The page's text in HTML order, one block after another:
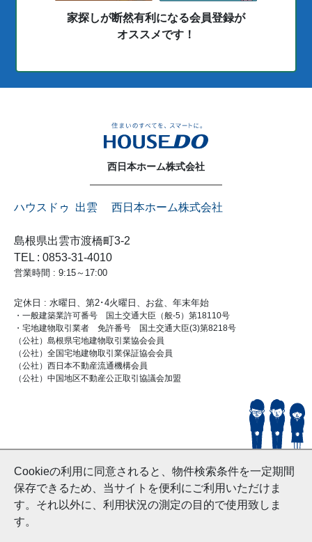
Cookieの利用に同意されると、物件検索条件を一定期間
保存できるため、当サイトを便利にご利用いただけま
す。それ以外に、利用状況の測定の目的で使用致しま
す。
家探しが断然有利になる会員登録が
オススメです！
西日本ホーム株式会社
ハウスドゥ 出雲 西日本ホーム株式会社
島根県出雲市渡橋町3-2
TEL : 0853-31-4010
営業時間 : 9:15～17:00
定休日 : 水曜日、第2･4火曜日、お盆、年末年始
・一般建築業許可番号 国土交通大臣（般-5）第18110号
・宅地建物取引業者 免許番号 国土交通大臣(3)第8218号
（公社）島根県宅地建物取引業協会会員
（公社）全国宅地建物取引業保証協会会員
（公社）西日本不動産流通機構会員
（公社）中国地区不動産公正取引協議会加盟
© HouseDoIzumo
and Nishinihon Home Co.ltd All Rights Reserved.